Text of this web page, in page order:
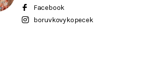
Facebook
boruvkovykopecek